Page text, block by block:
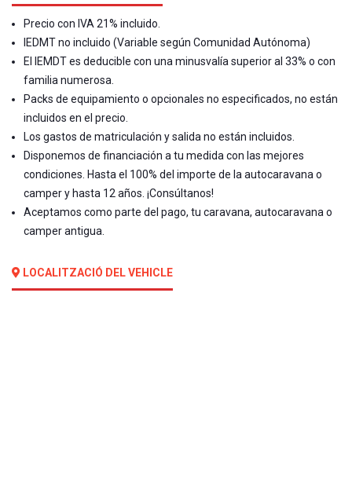
Precio con IVA 21% incluido.
IEDMT no incluido (Variable según Comunidad Autónoma)
El IEMDT es deducible con una minusvalía superior al 33% o con
familia numerosa.
Packs de equipamiento o opcionales no especificados, no están
incluidos en el precio.
Los gastos de matriculación y salida no están incluidos.
Disponemos de financiación a tu medida con las mejores
condiciones. Hasta el 100% del importe de la autocaravana o
camper y hasta 12 años. ¡Consúltanos!
Aceptamos como parte del pago, tu caravana, autocaravana o
camper antigua.
LOCALITZACIÓ DEL VEHICLE